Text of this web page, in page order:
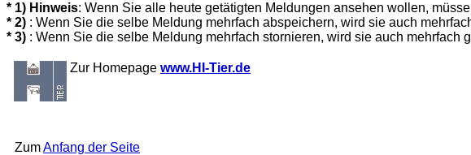
* 1) Hinweis: Wenn Sie alle heute getätigten Meldungen ansehen wollen,
* 2) : Wenn Sie die selbe Meldung mehrfach abspeichern, wird sie auch
* 3) : Wenn Sie die selbe Meldung mehrfach stornieren, wird sie auch mehrfach
Zur Homepage www.HI-Tier.de
ZumAnfang der Seite